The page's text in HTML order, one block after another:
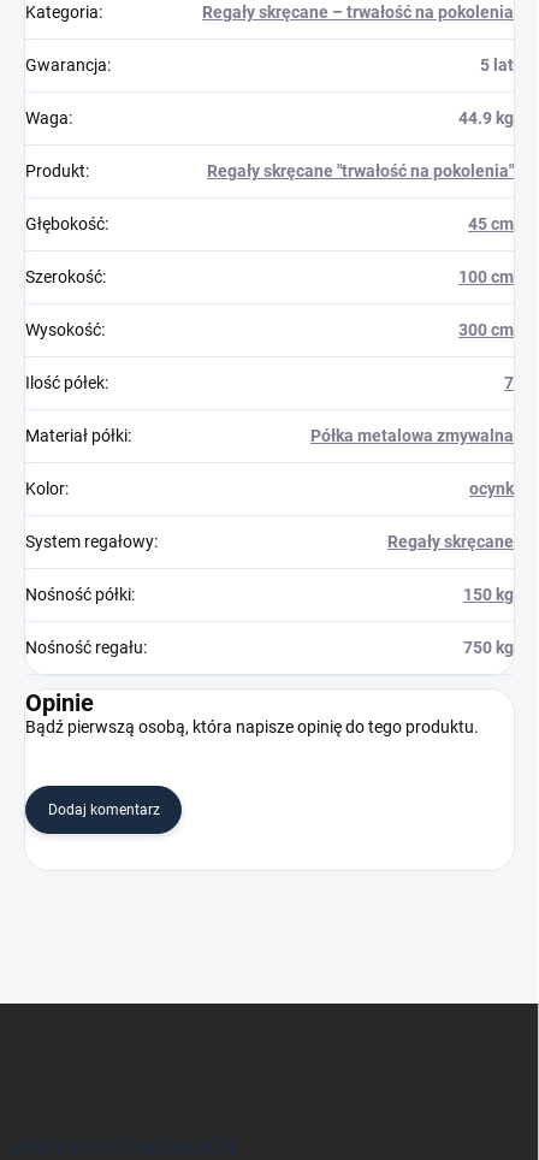
Kategoria: Regały skręcane – trwałość na pokolenia
Gwarancja: 5 lat
Waga: 44.9 kg
Produkt: Regały skręcane "trwałość na pokolenia"
Głębokość: 45 cm
Szerokość: 100 cm
Wysokość: 300 cm
Ilość półek: 7
Materiał półki: Półka metalowa zmywalna
Kolor: ocynk
System regałowy: Regały skręcane
Nośność półki: 150 kg
Nośność regału: 750 kg
Opinie
Bądź pierwszą osobą, która napisze opinię do tego produktu.
Dodaj komentarz
WSZYSTKO O REGAŁACH